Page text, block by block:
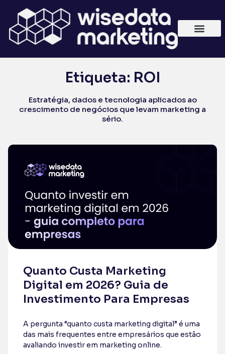
Etiqueta: ROI
Estratégia, dados e tecnologia aplicados ao
crescimento de negócios que levam marketing a
sério.
Quanto Custa Marketing
Digital em 2026? Guia de
Investimento Para Empresas
A pergunta “quanto custa marketing digital” é uma
das mais frequentes entre empresários que estão
avaliando investir em marketing online.